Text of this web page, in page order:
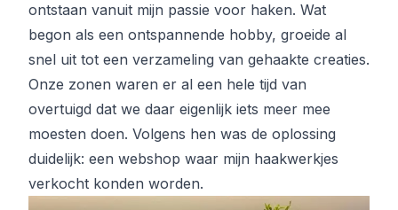
ontstaan vanuit mijn passie voor haken. Wat
begon als een ontspannende hobby, groeide al
snel uit tot een verzameling van gehaakte creaties.
Onze zonen waren er al een hele tijd van
overtuigd dat we daar eigenlijk iets meer mee
moesten doen. Volgens hen was de oplossing
duidelijk: een webshop waar mijn haakwerkjes
verkocht konden worden.